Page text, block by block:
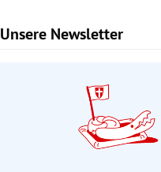
Unsere Newsletter
Slide 1 von 9